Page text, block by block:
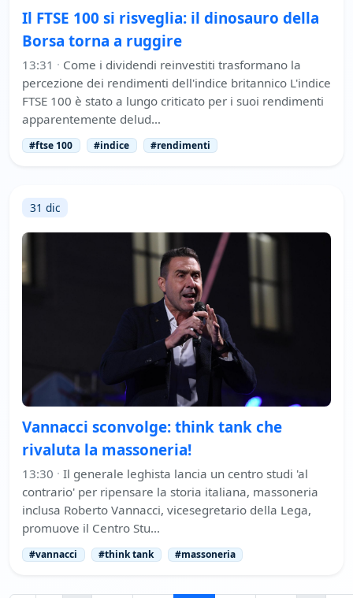
Il FTSE 100 si risveglia: il dinosauro della
Borsa torna a ruggire
13:31 · Come i dividendi reinvestiti trasformano la
percezione dei rendimenti dell'indice britannico L'indice
FTSE 100 è stato a lungo criticato per i suoi rendimenti
apparentemente delud…
#ftse 100 #indice #rendimenti
31 dic
Vannacci sconvolge: think tank che
rivaluta la massoneria!
13:30 · Il generale leghista lancia un centro studi 'al
contrario' per ripensare la storia italiana, massoneria
inclusa Roberto Vannacci, vicesegretario della Lega,
promuove il Centro Stu…
#vannacci #think tank #massoneria